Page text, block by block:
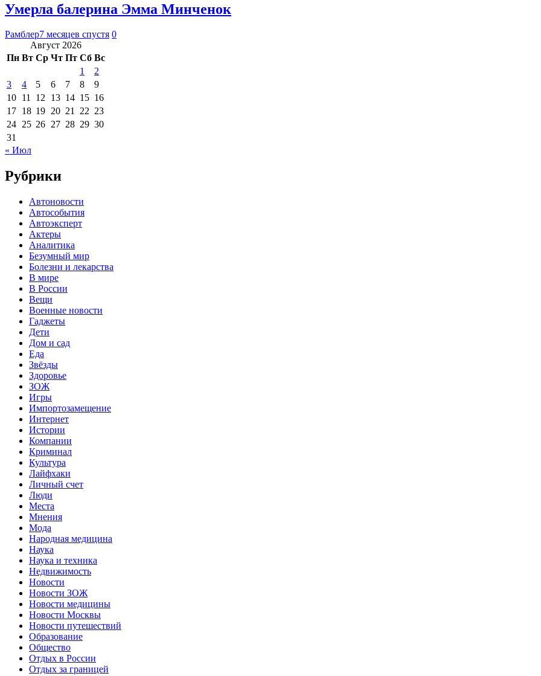
Умерла балерина Эмма Минченок
Рамблер7 месяцев спустя 0
Август 2026
Пн Вт Ср Чт Пт Сб Вс
1
2
3
4 5 6 7 8
9
10 11 12 13 14 15 16
17 18 19 20 21 22 23
24 25 26 27 28 29 30
31
« Июл
Рубрики
Автоновости
Автособытия
Автоэксперт
Актеры
Аналитика
Безумный мир
Болезни и лекарства
В мире
В России
Вещи
Военные новости
Гаджеты
Дети
Дом и сад
Еда
Звёзды
Здоровье
ЗОЖ
Игры
Импортозамещение
Интернет
Истории
Компании
Криминал
Культура
Лайфхаки
Личный счет
Люди
Места
Мнения
Мода
Народная медицина
Наука
Наука и техника
Недвижимость
Новости
Новости ЗОЖ
Новости медицины
Новости Москвы
Новости путешествий
Образование
Общество
Отдых в России
Отдых за границей